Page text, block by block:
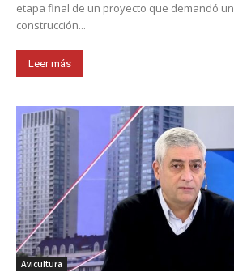
etapa final de un proyecto que demandó
construcción...
Leer más
Avicultura